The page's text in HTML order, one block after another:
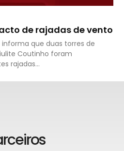
de rajadas de vento
que duas torres de
Coutinho foram
rajadas…